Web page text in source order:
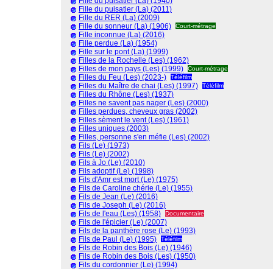
Fille du puisatier (La) (2011)
Fille du RER (La) (2009)
Fille du sonneur (La) (1906)
Court-métrage
Fille inconnue (La) (2016)
Fille perdue (La) (1954)
Fille sur le pont (La) (1999)
Filles de la Rochelle (Les) (1962)
Filles de mon pays (Les) (1999)
Court-métrage
Filles du Feu (Les) (2023-) Téléfilm
Filles du Maître de chai (Les) (1997) Téléfilm
Filles du Rhône (Les) (1937)
Filles ne savent pas nager (Les) (2000)
Filles perdues, cheveux gras (2002)
Filles sèment le vent (Les) (1961)
Filles uniques (2003)
Filles, personne s'en méfie (Les) (2002)
Fils (Le) (1973)
Fils (Le) (2002)
Fils à Jo (Le) (2010)
Fils adoptif (Le) (1998)
Fils d'Amr est mort (Le) (1975)
Fils de Caroline chérie (Le) (1955)
Fils de Jean (Le) (2016)
Fils de Joseph (Le) (2016)
Fils de l'eau (Les) (1958)
Documentaire
Fils de l'épicier (Le) (2007)
Fils de la panthère rose (Le) (1993)
Fils de Paul (Le) (1995)
Téléfilm
Fils de Robin des Bois (Le) (1946)
Fils de Robin des Bois (Les) (1950)
Fils du cordonnier (Le) (1994)